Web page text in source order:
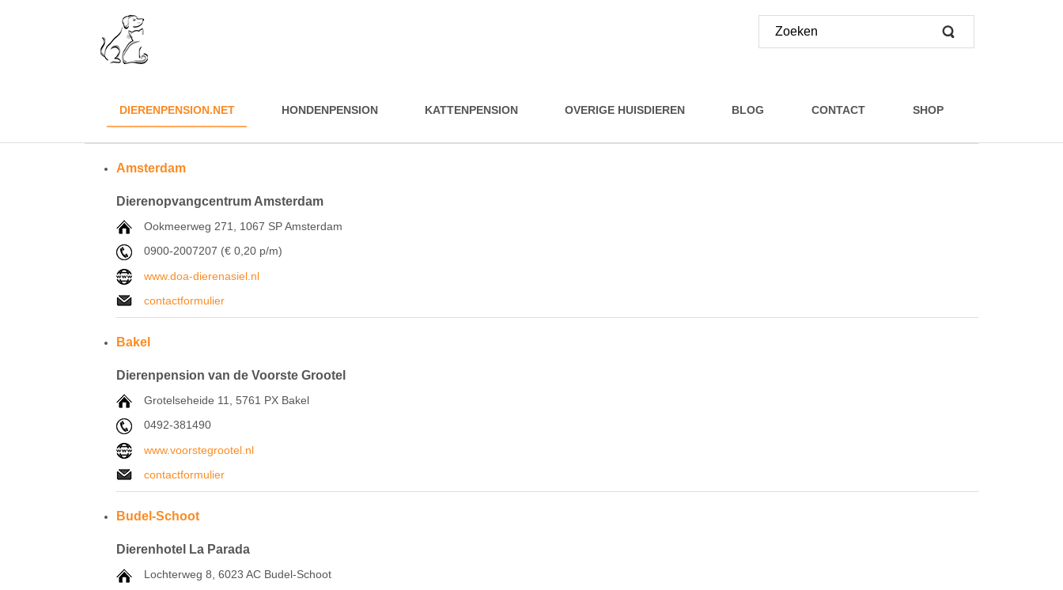
DIERENPENSION.NET HONDENPENSION KATTENPENSION OVERIGE HUISDIEREN BLOG CONTACT SHOP
Amsterdam
Dierenopvangcentrum Amsterdam
Ookmeerweg 271, 1067 SP Amsterdam
0900-2007207 (€ 0,20 p/m)
www.doa-dierenasiel.nl
contactformulier
Bakel
Dierenpension van de Voorste Grootel
Grotelseheide 11, 5761 PX Bakel
0492-381490
www.voorstegrootel.nl
contactformulier
Budel-Schoot
Dierenhotel La Parada
Lochterweg 8, 6023 AC Budel-Schoot